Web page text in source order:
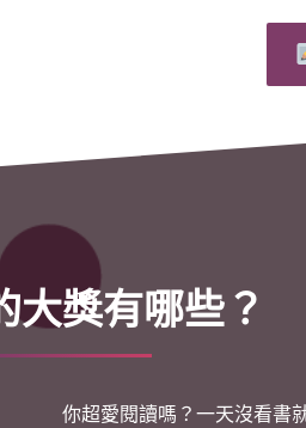
大獎有哪些？
你超愛閱讀嗎？一天沒看書